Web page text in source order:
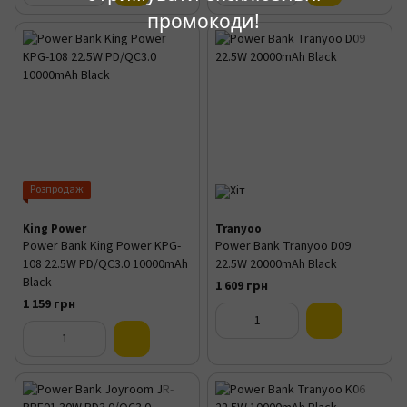
промокоди!
Розпродаж
King Power
Power Bank King Power KPG-
108 22.5W PD/QC3.0 10000mAh
Black
1 159 грн
Tranyoo
Power Bank Tranyoo D09
22.5W 20000mAh Black
1 609 грн